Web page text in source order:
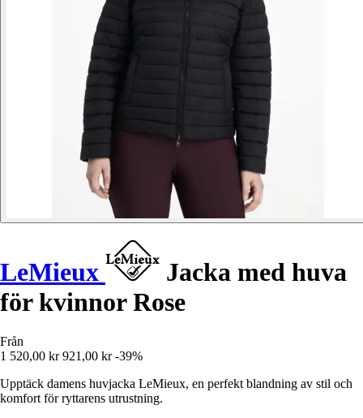
LeMieux
Jacka med huva
för kvinnor Rose
Från
1 520,00 kr 921,00 kr -39%
Upptäck damens huvjacka LeMieux, en perfekt blandning av stil och
komfort för ryttarens utrustning.